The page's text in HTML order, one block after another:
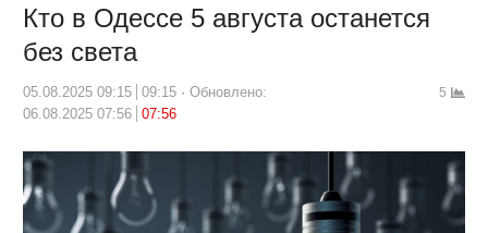
Кто в Одессе 5 августа останется
без света
05.08.2025 09:15 09:15
Обновлено:
06.08.2025 07:56
07:56
5